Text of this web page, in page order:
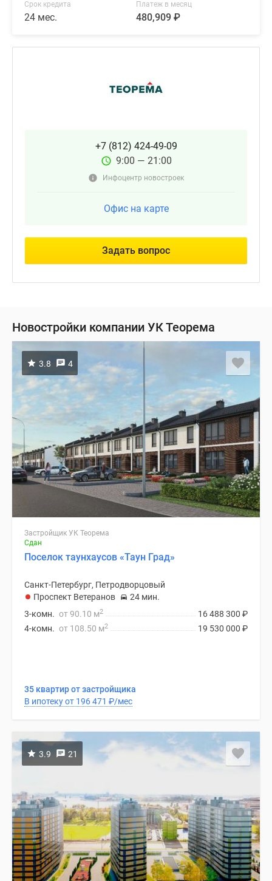
Срок кредита
24 мес.
Платеж в месяц
480,909 ₽
+7 (812) 424-49-09
9:00 — 21:00
Инфоцентр новостроек
Офис на карте
Задать вопрос
Новостройки компании УК Теорема
3.8 4
Застройщик УК Теорема
Сдан
Поселок таунхаусов «Таун Град»
Санкт-Петербург, Петродворцовый
Проспект Ветеранов
24 мин.
16 488 300 ₽
3-комн. от 90.10 м2
19 530 000 ₽
4-комн. от 108.50 м2
35 квартир от застройщика
В ипотеку от 196 471 ₽/мес
3.9 21